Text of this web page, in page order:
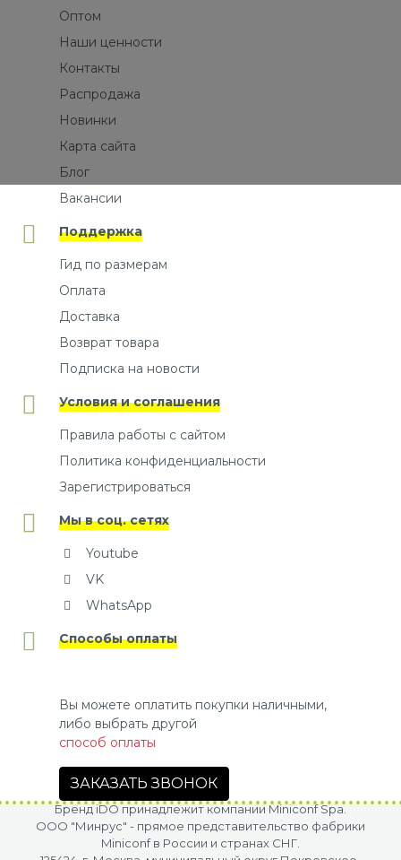
Оптом
Наши ценности
Контакты
Распродажа
Новинки
Карта сайта
Блог
Вакансии
Поддержка
Гид по размерам
Оплата
Доставка
Возврат товара
Подписка на новости
Условия и соглашения
Правила работы с сайтом
Политика конфиденциальности
Зарегистрироваться
Мы в соц. сетях
Youtube
VK
WhatsApp
Способы оплаты
Вы можете оплатить покупки наличными,
либо выбрать другой
способ оплаты
ЗАКАЗАТЬ ЗВОНОК
Бренд iDO принадлежит компании Miniconf Spa.
OOO "Минрус" - прямое представительство фабрики
Miniconf в России и странах СНГ.